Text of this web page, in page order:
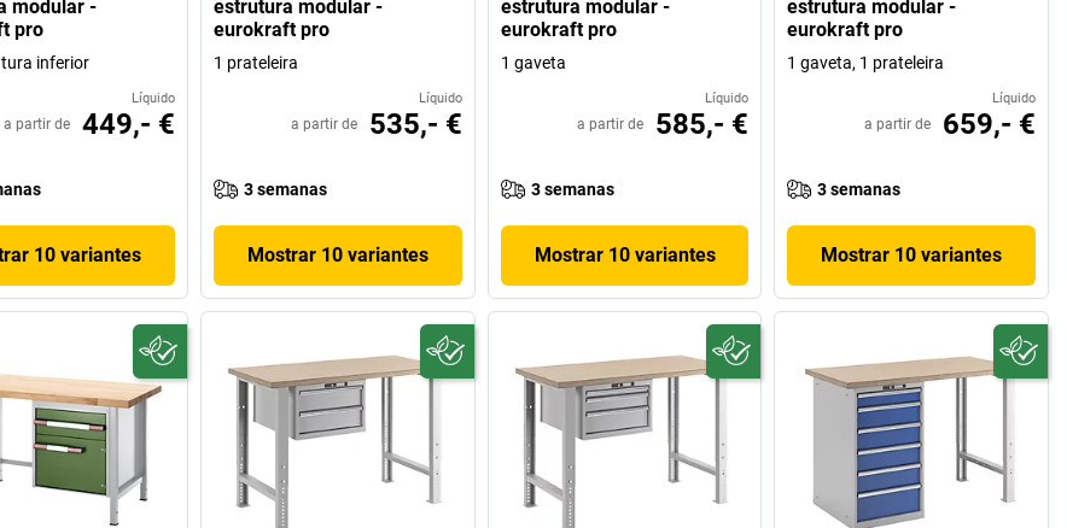
modular -
pro
inferior
Líquido
a partir de 449,- €
10 variantes
estrutura modular -
eurokraft pro
1 prateleira
Líquido
a partir de 535,- €
3 semanas
Mostrar 10 variantes
estrutura modular -
eurokraft pro
1 gaveta
Líquido
a partir de 585,- €
3 semanas
Mostrar 10 variantes
estrutura modular -
eurokraft pro
1 gaveta, 1 prateleira
Líquido
a partir de 659,- €
3 semanas
Mostrar 10 variantes